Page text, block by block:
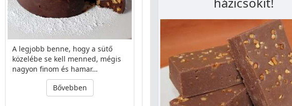
A legjobb benne, hogy a sütő
közelébe se kell menned, mégis
nagyon finom és hamar…
Bővebben